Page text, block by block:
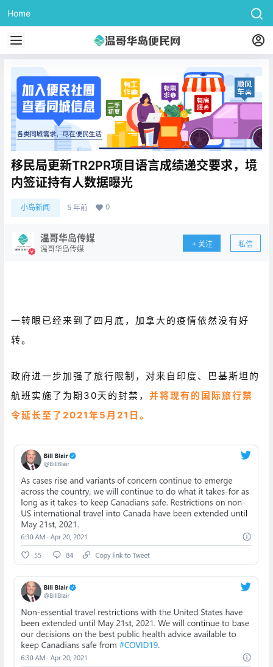
Home
移民局更新TR2PR项目语言成绩递交要求，境
内签证持有人数据曝光
小岛新闻 5 年前 0
温哥华岛传媒
温哥华岛传媒
关注 私信
一转眼已经来到了四月底，加拿大的疫情依然没有好
转。
政府进一步加强了旅行限制，对来自印度、巴基斯坦的
航班实施了为期30天的封禁， 并将现有的国际旅行禁
令延长至了2021年5月21日。